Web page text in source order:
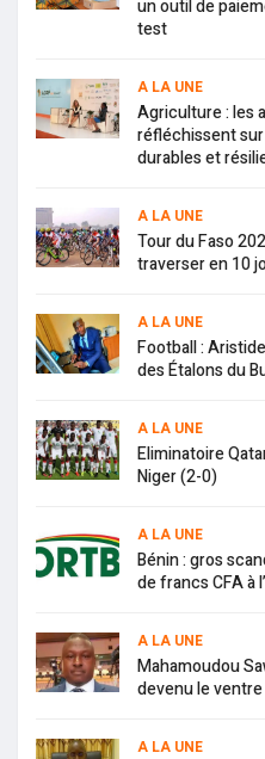
un outil de
test
A LA UNE
Agriculture : les
réfléchissent
durables et
A LA UNE
Tour du Faso
traverser en 10
A LA UNE
Football :
des Étalons du
A LA UNE
Eliminatoire
Niger (2-0)
A LA UNE
Bénin : gros
de francs CFA à
A LA UNE
Mahamoudou
devenu le
A LA UNE